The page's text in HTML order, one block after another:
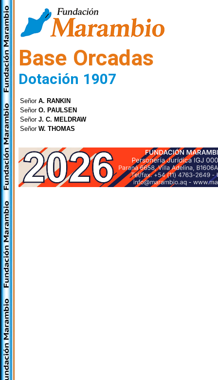
Base Orcadas
Dotación 1907
Señor A. RANKIN
Señor O. PAULSEN
Señor J. C. MELDRAW
Señor W. THOMAS